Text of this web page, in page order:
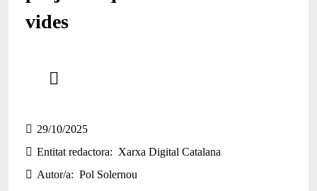
vides
29/10/2025
Entitat redactora
Xarxa Digital Catalana
Autor/a
Pol Solernou